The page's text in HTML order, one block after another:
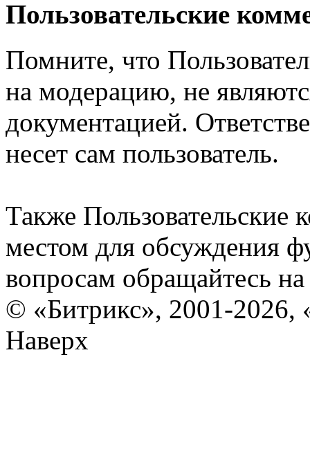
Пользовательские
Помните, что
на модерацию, не
документацией.
несет сам пользователь.
Также Пользовательские
местом для обсуждения
вопросам обращайтесь
© «Битрикс», 2001-2026,
Наверх